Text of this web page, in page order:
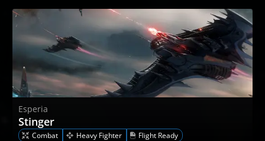
Esperia
Stinger
Combat Heavy Fighter Flight Ready